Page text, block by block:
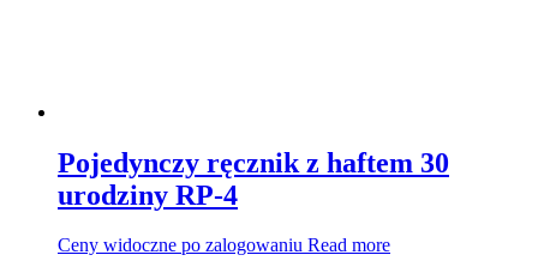
Pojedynczy ręcznik z haftem 30
urodziny RP-4
Ceny widoczne po zalogowaniu Read more